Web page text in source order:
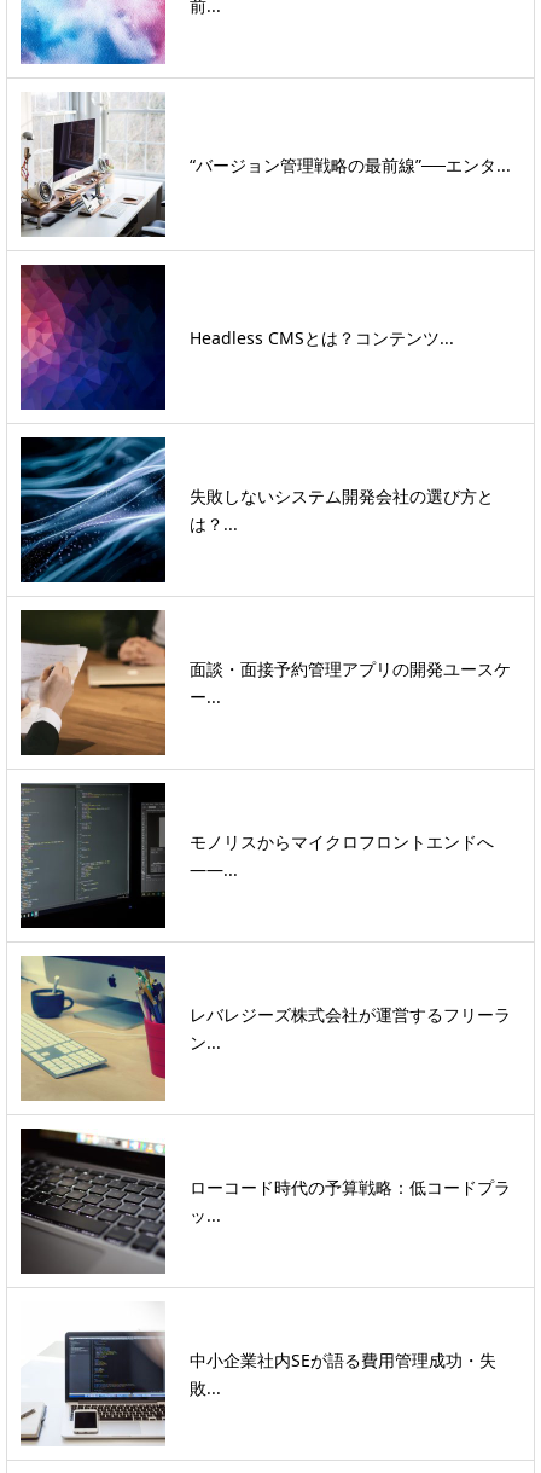
前...
“バージョン管理戦略の最前線”──エンタ...
Headless CMSとは？コンテンツ...
失敗しないシステム開発会社の選び方と
は？...
面談・面接予約管理アプリの開発ユースケ
ー...
モノリスからマイクロフロントエンドへ
――...
レバレジーズ株式会社が運営するフリーラ
ン...
ローコード時代の予算戦略：低コードプラ
ッ...
中小企業社内SEが語る費用管理成功・失
敗...